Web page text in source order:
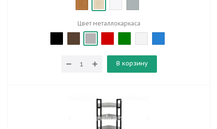
Цвет металлокаркаса
В корзину